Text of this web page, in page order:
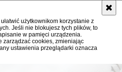
użytkownikom korzystanie z
Jeśli nie blokujesz tych plików, to
w pamięci urządzenia.
zarządzać cookies, zmieniając
ustawienia przeglądarki oznacza